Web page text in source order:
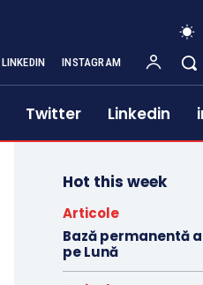
LINKEDIN INSTAGRAM
Twitter Linkedin
Hot this week
Articole
Bază permanentă a
pe Lună